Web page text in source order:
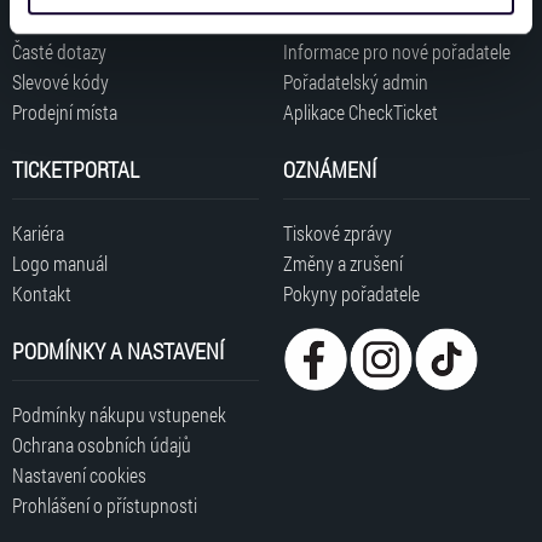
získali v důsledku toho, že používáte jejich služby. Jaké
typy cookies používáme, naleznete níže. Možnosti
zpracování upravíte zaškrtnutím příslušné varianty. Svoji
volbu můžete kdykoliv změnit v zápatí stránky v záložce
„Cookies a jejich nastavení“.
Časté dotazy
Slevové kódy
Prodejní místa
Informace pro nové pořadatele
Pořadatelský admin
Aplikace CheckTicket
TICKETPORTAL
Kariéra
Logo manuál
Kontakt
OZNÁMENÍ
Tiskové zprávy
Změny a zrušení
Pokyny pořadatele
PODMÍNKY A NASTAVENÍ
Podmínky nákupu vstupenek
Ochrana osobních údajů
Nastavení cookies
Prohlášení o přístupnosti